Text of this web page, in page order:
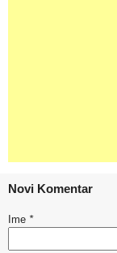
Novi Komentar
Ime *